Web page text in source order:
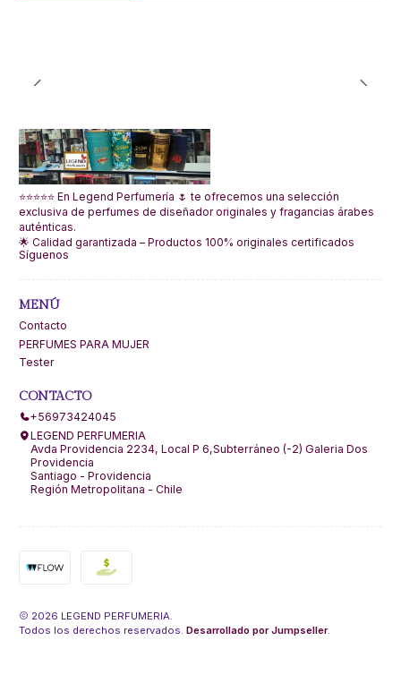
⭐⭐⭐⭐⭐ En Legend Perfumería 🌷 te ofrecemos una selección
exclusiva de perfumes de diseñador originales y fragancias árabes
auténticas.
🌟 Calidad garantizada – Productos 100% originales certificados
Síguenos
MENÚ
Contacto
PERFUMES PARA MUJER
Tester
CONTACTO
+56973424045
LEGEND PERFUMERIA
Avda Providencia 2234, Local P 6,Subterráneo (-2) Galeria Dos
Providencia
Santiago - Providencia
Región Metropolitana - Chile
2026 LEGEND PERFUMERIA.
Todos los derechos reservados. Desarrollado por Jumpseller.